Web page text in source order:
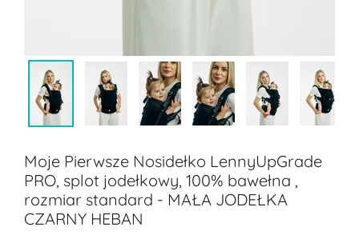
Moje Pierwsze Nosidełko LennyUpGrade
PRO, splot jodełkowy, 100% bawełna ,
rozmiar standard - MAŁA JODEŁKA
CZARNY HEBAN